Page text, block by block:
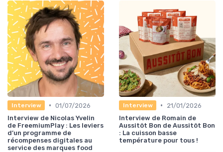
Interview • 01/07/2026
Interview de Nicolas Yvelin
de FreemiumPlay : Les leviers
d’un programme de
récompenses digitales au
service des marques food
Interview •
21/01/2026
Interview de Romain de
Aussitôt Bon de Aussitôt Bon
: La cuisson basse
température pour tous !